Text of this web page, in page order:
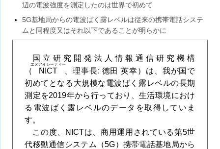
辺の電波強度を測定したのは世界で初めて
5G基地局からの電波ばく露レベルは従来の携帯電話システ
ムと同程度又はそれ以下であることが明らかに
国立研究開発法人情報通信研究機構
（
NICT
エヌアイシーティー
、理事長: 徳田 英幸）は、我が国で
初めてとなる大規模な電波ばく露レベルの長期
測定を2019年から行っており、生活環境におけ
る電波ばく露レベルのデータを取得していま
す。
この度、NICTは、商用運用されている第5世
代移動通信システム（5G）携帯電話基地局から